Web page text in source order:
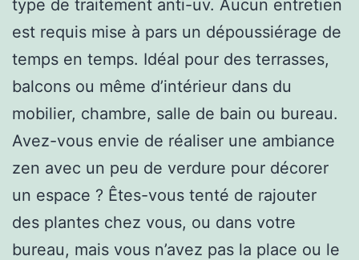
type de traitement anti-uv. Aucun entretien
est requis mise à pars un dépoussiérage de
temps en temps. Idéal pour des terrasses,
balcons ou même d’intérieur dans du
mobilier, chambre, salle de bain ou bureau.
Avez-vous envie de réaliser une ambiance
zen avec un peu de verdure pour décorer
un espace ? Êtes-vous tenté de rajouter
des plantes chez vous, ou dans votre
bureau, mais vous n’avez pas la place ou le